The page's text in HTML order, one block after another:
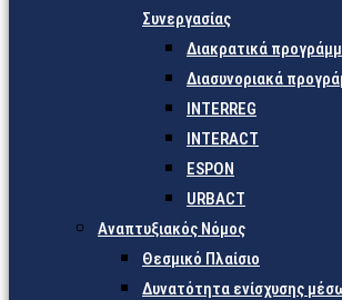
Συνεργασίας
Διακρατικά
Διασυνοριακά
INTERREG
INTERACT
ESPON
URBACT
Αναπτυξιακός Νόμος
Θεσμικό Πλαίσιο
Δυνατότητα ενίσχυσης